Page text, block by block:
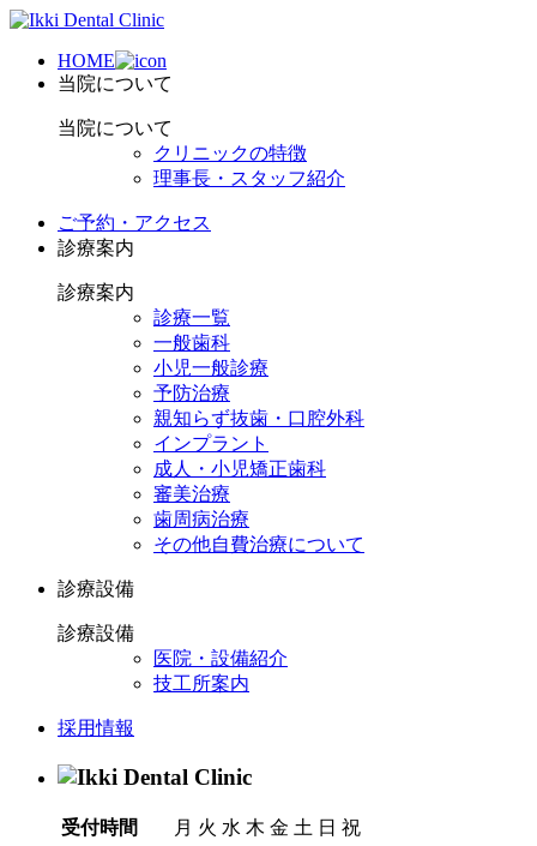
HOME
当院について
当院について
クリニックの特徴
理事長・スタッフ紹介
ご予約・アクセス
診療案内
診療案内
診療一覧
一般歯科
小児一般診療
予防治療
親知らず抜歯・口腔外科
インプラント
成人・小児矯正歯科
審美治療
歯周病治療
その他自費治療について
診療設備
診療設備
医院・設備紹介
技工所案内
採用情報
受付時間 月 火 水 木 金 土 日 祝